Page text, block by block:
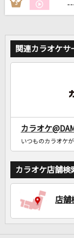
3
関連カラオケサ
カラオケ@DAM
いつものカラオケ
カラオケ店舗検
店舗